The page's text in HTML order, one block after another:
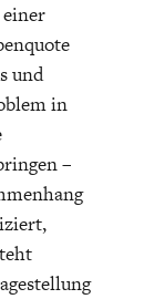
und
in
–